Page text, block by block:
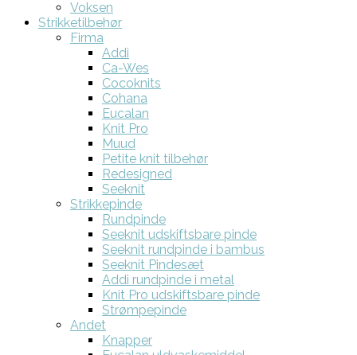
Voksen
Strikketilbehør
Firma
Addi
Ca-Wes
Cocoknits
Cohana
Eucalan
Knit Pro
Muud
Petite knit tilbehør
Redesigned
Seeknit
Strikkepinde
Rundpinde
Seeknit udskiftsbare pinde
Seeknit rundpinde i bambus
Seeknit Pindesæt
Addi rundpinde i metal
Knit Pro udskiftsbare pinde
Strømpepinde
Andet
Knapper